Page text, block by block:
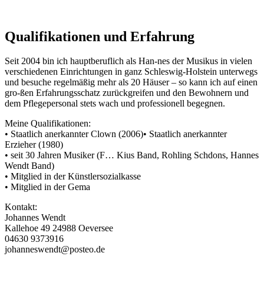
Qualifikationen und Erfahrung
Seit 2004 bin ich hauptberuflich als Han-nes der Musikus in vielen
verschiedenen Einrichtungen in ganz Schleswig-Holstein unterwegs
und besuche regelmäßig mehr als 20 Häuser – so kann ich auf einen
gro-ßen Erfahrungsschatz zurückgreifen und den Bewohnern und
dem Pflegepersonal stets wach und professionell begegnen.
Meine Qualifikationen:
• Staatlich anerkannter Clown (2006)• Staatlich anerkannter
Erzieher (1980)
• seit 30 Jahren Musiker (F… Kius Band, Rohling Schdons, Hannes
Wendt Band)
• Mitglied in der Künstlersozialkasse
• Mitglied in der Gema
Kontakt:
Johannes Wendt
Kallehoe 49 24988 Oeversee
04630 9373916
johanneswendt@posteo.de